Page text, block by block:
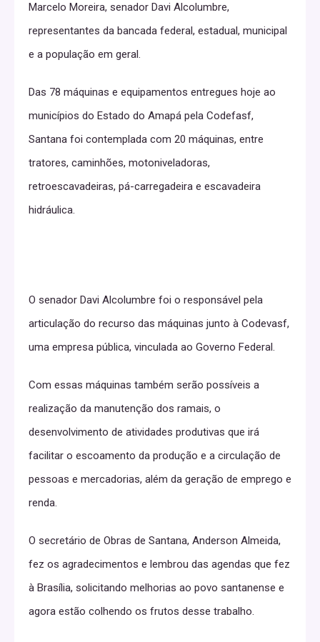
Marcelo Moreira, senador Davi Alcolumbre,
representantes da bancada federal, estadual, municipal
e a população em geral.
Das 78 máquinas e equipamentos entregues hoje ao
municípios do Estado do Amapá pela Codefasf,
Santana foi contemplada com 20 máquinas, entre
tratores, caminhões, motoniveladoras,
retroescavadeiras, pá-carregadeira e escavadeira
hidráulica.
O senador Davi Alcolumbre foi o responsável pela
articulação do recurso das máquinas junto à Codevasf,
uma empresa pública, vinculada ao Governo Federal.
Com essas máquinas também serão possíveis a
realização da manutenção dos ramais, o
desenvolvimento de atividades produtivas que irá
facilitar o escoamento da produção e a circulação de
pessoas e mercadorias, além da geração de emprego e
renda.
O secretário de Obras de Santana, Anderson Almeida,
fez os agradecimentos e lembrou das agendas que fez
à Brasília, solicitando melhorias ao povo santanense e
agora estão colhendo os frutos desse trabalho.